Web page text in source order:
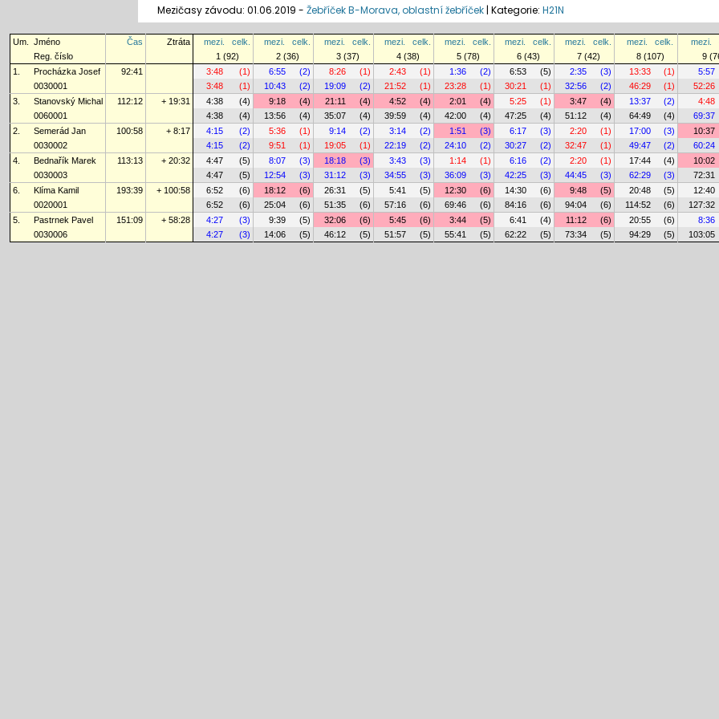
Mezičasy závodu: 01.06.2019 - Žebříček B-Morava, oblastní žebříček | Kategorie: H21N
Um. Jméno Čas Ztráta mezi. celk. mezi. celk. mezi. celk. mezi. celk. mezi. celk. mezi. celk. mezi. celk. mezi. celk. mezi.
Reg. číslo
1 (92) 2 (36) 3 (37) 4 (38) 5 (78) 6 (43) 7 (42) 8 (107) 9
1.
Procházka Josef 92:41 3:48 (1) 6:55 (2) 8:26 (1) 2:43 (1) 1:36 (2) 6:53 (5) 2:35 (3) 13:33 (1) 5:57
0030001
3:48 (1) 10:43 (2) 19:09 (2) 21:52 (1) 23:28 (1) 30:21 (1) 32:56 (2) 46:29 (1) 52:26
3.
Stanovský Michal 112:12 + 19:31 4:38 (4) 9:18 (4) 21:11 (4) 4:52 (4) 2:01 (4) 5:25 (1) 3:47 (4) 13:37 (2) 4:48
0060001
4:38 (4) 13:56 (4) 35:07 (4) 39:59 (4) 42:00 (4) 47:25 (4) 51:12 (4) 64:49 (4) 69:37
2.
Semerád Jan 100:58 + 8:17 4:15 (2) 5:36 (1) 9:14 (2) 3:14 (2) 1:51 (3) 6:17 (3) 2:20 (1) 17:00 (3) 10:37
0030002
4:15 (2) 9:51 (1) 19:05 (1) 22:19 (2) 24:10 (2) 30:27 (2) 32:47 (1) 49:47 (2) 60:24
4.
Bednařík Marek 113:13 + 20:32 4:47 (5) 8:07 (3) 18:18 (3) 3:43 (3) 1:14 (1) 6:16 (2) 2:20 (1) 17:44 (4) 10:02
0030003
4:47 (5) 12:54 (3) 31:12 (3) 34:55 (3) 36:09 (3) 42:25 (3) 44:45 (3) 62:29 (3) 72:31
6.
Klíma Kamil 193:39 + 100:58 6:52 (6) 18:12 (6) 26:31 (5) 5:41 (5) 12:30 (6) 14:30 (6) 9:48 (5) 20:48 (5) 12:40
0020001
6:52 (6) 25:04 (6) 51:35 (6) 57:16 (6) 69:46 (6) 84:16 (6) 94:04 (6) 114:52 (6) 127:32
5.
Pastrnek Pavel 151:09 + 58:28 4:27 (3) 9:39 (5) 32:06 (6) 5:45 (6) 3:44 (5) 6:41 (4) 11:12 (6) 20:55 (6) 8:36
0030006
4:27 (3) 14:06 (5) 46:12 (5) 51:57 (5) 55:41 (5) 62:22 (5) 73:34 (5) 94:29 (5) 103:05